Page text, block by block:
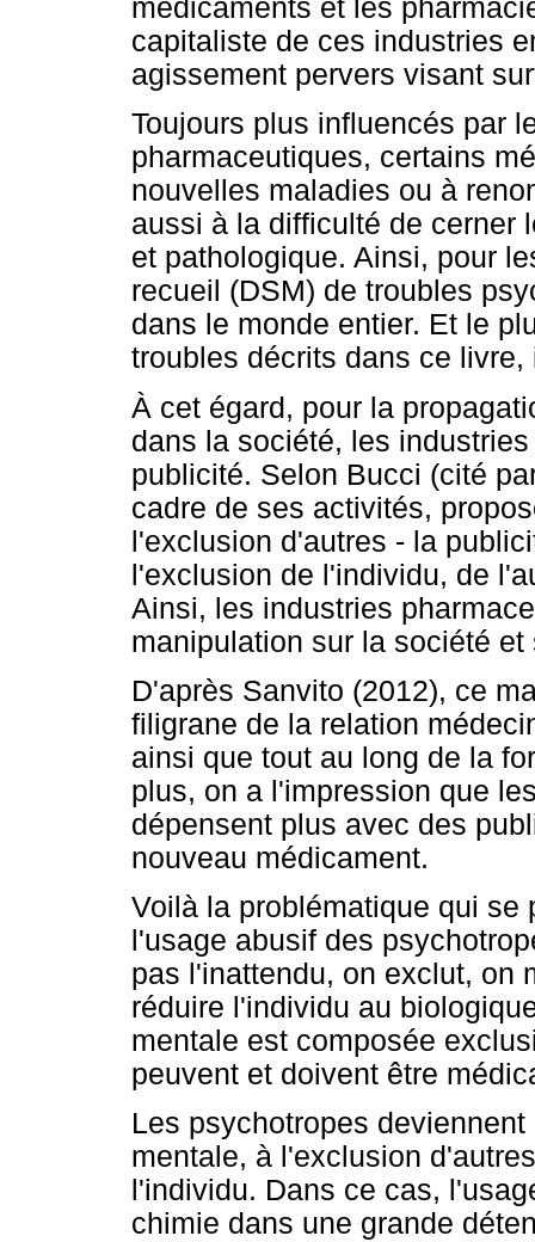
médicaments et les
capitaliste de ces industries
agissement pervers visant
Toujours plus influencés par
pharmaceutiques, certains
nouvelles maladies ou à
aussi à la difficulté de cerner
et pathologique. Ainsi, pour
recueil (DSM) de troubles
dans le monde entier. Et le
troubles décrits dans ce
À cet égard, pour la
dans la société, les
publicité. Selon Bucci (cité
cadre de ses activités,
l'exclusion d'autres - la
l'exclusion de l'individu, de
Ainsi, les industries
manipulation sur la société
D'après Sanvito (2012), ce
filigrane de la relation
ainsi que tout au long de la
plus, on a l'impression que
dépensent plus avec des
nouveau médicament.
Voilà la problématique qui se
l'usage abusif des
pas l'inattendu, on exclut, on
réduire l'individu au
mentale est composée
peuvent et doivent être
Les psychotropes
mentale, à l'exclusion
l'individu. Dans ce cas,
chimie dans une grande